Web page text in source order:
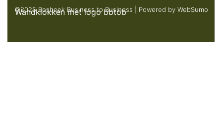
©2025 Bosbeek Business to Business Powered by WebSumo